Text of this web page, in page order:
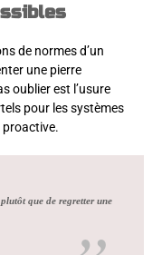
de normes d’un
une pierre
oublier est l’usure
pour les systèmes
que de regretter une